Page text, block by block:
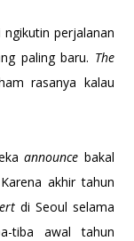
perjalanan
paling baru. The
rasanya kalau
announce bakal
akhir tahun
di Seoul selama
tiba awal tahun